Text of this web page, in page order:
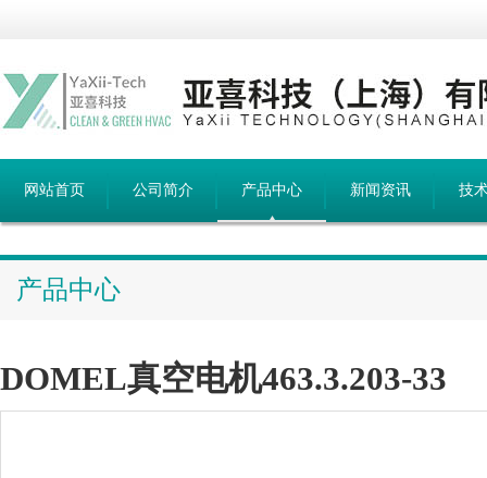
网站首页 公司简介 产品中心 新闻资讯 技
产品中心
DOMEL真空电机463.3.203-33